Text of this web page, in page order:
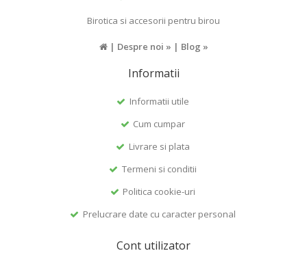
Birotica si accesorii pentru birou
| Despre noi » | Blog »
Informatii
Informatii utile
Cum cumpar
Livrare si plata
Termeni si conditii
Politica cookie-uri
Prelucrare date cu caracter personal
Cont utilizator